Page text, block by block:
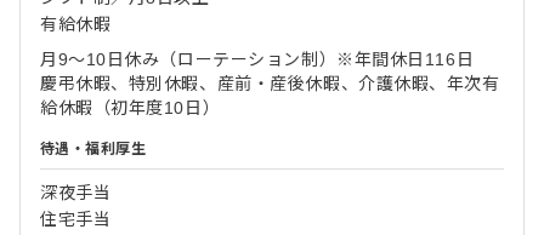
有給休暇
月9～10日休み（ローテーション制）※年間休日116日
慶弔休暇、特別休暇、産前・産後休暇、介護休暇、年次有
給休暇（初年度10日）
待遇・福利厚生
深夜手当
住宅手当